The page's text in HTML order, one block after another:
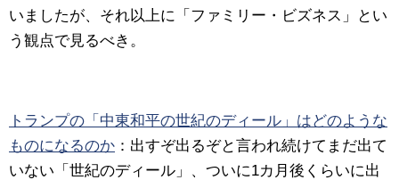
いましたが、それ以上に「ファミリー・ビズネス」とい
う観点で見るべき。
トランプの「中東和平の世紀のディール」はどのような
ものになるのか ：出すぞ出るぞと言われ続けてまだ出て
いない「世紀のディール」、ついに1カ月後くらいに出